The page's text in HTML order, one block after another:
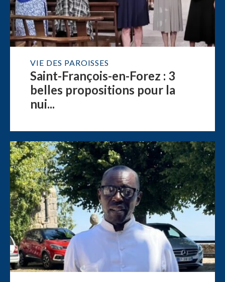
VIE DES PAROISSES
Saint-François-en-Forez : 3
belles propositions pour la
nui...